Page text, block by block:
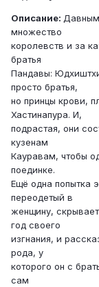
Описание:
множество
королевств и за
братья
Пандавы:
просто братья,
но принцы крови,
Хастинапура. И,
подрастая, они
кузенам
Кауравам, чтобы
поединке.
Ещё одна попытка
переодетый в
женщину,
год своего
изгнания, и
рода, у
которого он с
сам